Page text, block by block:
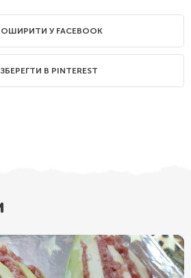
У FACEBOOK
ЗБЕРЕГТИ В PINTEREST